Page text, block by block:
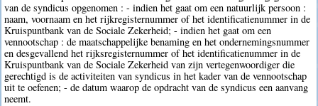
van de syndicus opgenomen : - indien het gaat om een natuurlijk persoon :
naam, voornaam en het rijkregisternummer of het identificatienummer in de
Kruispuntbank van de Sociale Zekerheid; - indien het gaat om een
vennootschap : de maatschappelijke benaming en het ondernemingsnummer
en desgevallend het rijksregisternummer of het identificatienummer in de
Kruispuntbank van de Sociale Zekerheid van zijn vertegenwoordiger die
gerechtigd is de activiteiten van syndicus in het kader van de vennootschap
uit te oefenen; - de datum waarop de opdracht van de syndicus een aanvang
neemt.